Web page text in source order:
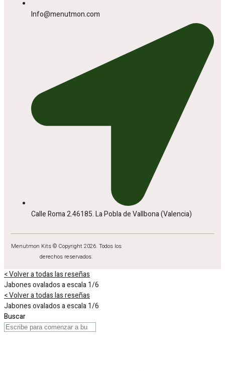
Info@menutmon.com
Calle Roma 2.46185. La Pobla de Vallbona (Valencia)
Menutmon Kits © Copyright 2026. Todos los
derechos reservados.
< Volver a todas las reseñas
Jabones ovalados a escala 1/6
< Volver a todas las reseñas
Jabones ovalados a escala 1/6
Buscar